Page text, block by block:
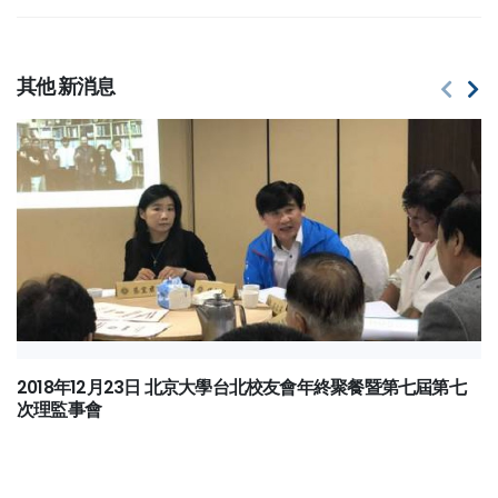
其他新消息
2018年12月23日 北京大學台北校友會年終聚餐暨第七屆第七
次理監事會